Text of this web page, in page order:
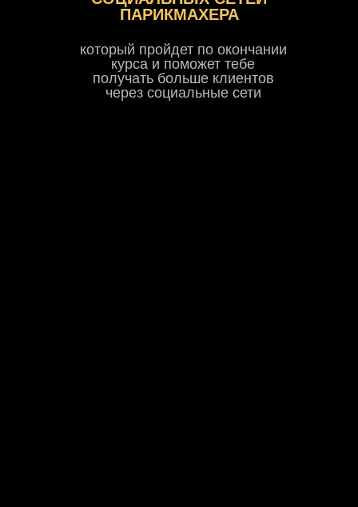
ПАРИКМАХЕРА
который пройдет по окончании
курса и поможет тебе
получать больше клиентов
через социальные сети